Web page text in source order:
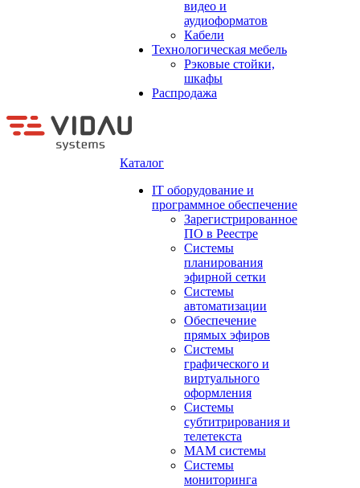
видео и
аудиоформатов
Кабели
Технологическая мебель
Рэковые стойки,
шкафы
Распродажа
Каталог
IT оборудование и
программное обеспечение
Зарегистрированное
ПО в Реестре
Системы
планирования
эфирной сетки
Системы
автоматизации
Обеспечение
прямых эфиров
Системы
графического и
виртуального
оформления
Системы
субтитрирования и
телетекста
MAM системы
Системы
мониторинга